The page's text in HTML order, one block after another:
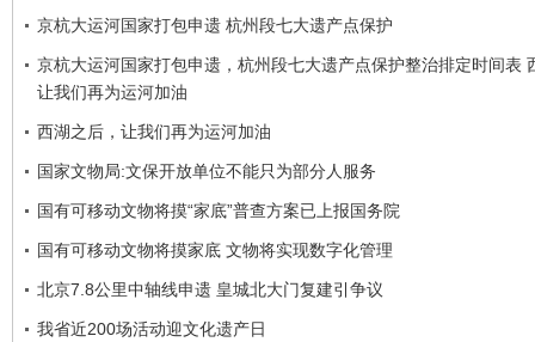
京杭大运河国家打包申遗 杭州段七大遗产点保护
京杭大运河国家打包申遗，杭州段七大遗产点保护整治排定时间表
让我们再为运河加油
西湖之后，让我们再为运河加油
国家文物局:文保开放单位不能只为部分人服务
国有可移动文物将摸“家底”普查方案已上报国务院
国有可移动文物将摸家底 文物将实现数字化管理
北京7.8公里中轴线申遗 皇城北大门复建引争议
我省近200场活动迎文化遗产日